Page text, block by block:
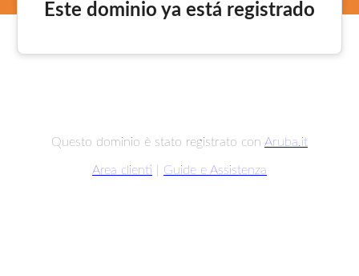
Este dominio ya está registrado
Questo dominio è stato registrato con Aruba.it
Area clienti Guide e Assistenza